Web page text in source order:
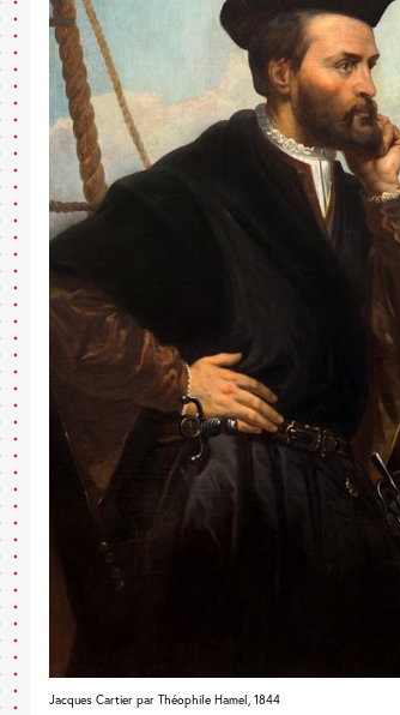
Jacques Cartier par Théophile Hamel, 1844